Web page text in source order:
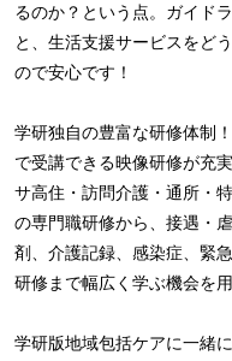
るのか？という点。ガイド
と、生活支援サービスをど
ので安心です！
学研独自の豊富な研修体制
で受講できる映像研修が充実
サ高住・訪問介護・通所・
の専門職研修から、接遇・
剤、介護記録、感染症、緊
研修まで幅広く学ぶ機会を
学研版地域包括ケアに一緒